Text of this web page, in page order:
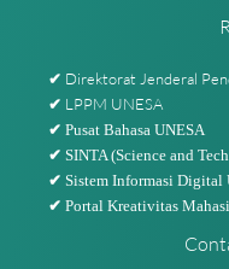
✔ Direktorat Jenderal
✔ LPPM UNESA
✔ Pusat Bahasa UNESA
✔ SINTA (Science and
✔ Sistem Informasi Digital
✔ Portal Kreativitas